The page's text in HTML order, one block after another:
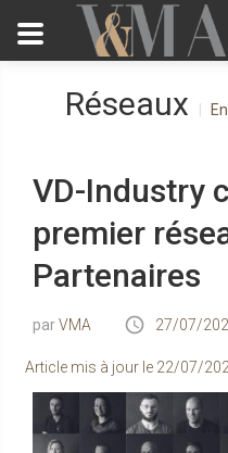
Réseaux
VD-Industry
premier
Partenaires
VMA 27/07/
Article mis à jour le 22/07/